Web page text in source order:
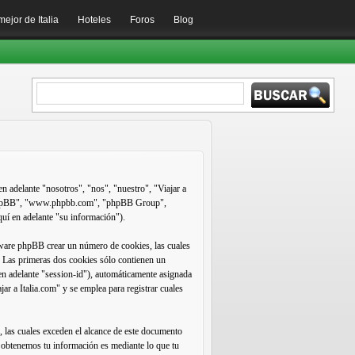
de Italia Hoteles Foros Blog
adelante "nosotros", "nos", "nuestro", "Viajar a
"www.phpbb.com", "phpBB Group",
en adelante "su información").
phpBB crear un número de cookies, las cuales
primeras dos cookies sólo contienen un
"session-id"), automáticamente asignada
a Italia.com" y se emplea para registrar cuales
cuales exceden el alcance de este documento
tu información es mediante lo que tu